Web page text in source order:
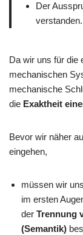
Der
verstanden.
Da wir uns für die
mechanischen
mechanische
die Exaktheit
Bevor wir näher
eingehen,
müssen wir
im ersten
der Trennung
(Semantik)